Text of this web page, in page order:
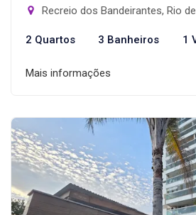
Recreio dos Bandeirantes, Rio
2 Quartos 3 Banheiros 1
Mais informações